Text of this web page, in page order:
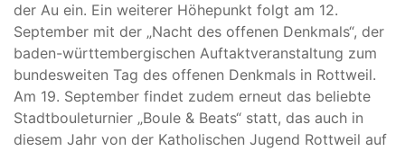
der Au ein. Ein weiterer Höhepunkt folgt am 12.
September mit der „Nacht des offenen Denkmals“, der
baden-württembergischen Auftaktveranstaltung zum
bundesweiten Tag des offenen Denkmals in Rottweil.
Am 19. September findet zudem erneut das beliebte
Stadtbouleturnier „Boule & Beats“ statt, das auch in
diesem Jahr von der Katholischen Jugend Rottweil auf